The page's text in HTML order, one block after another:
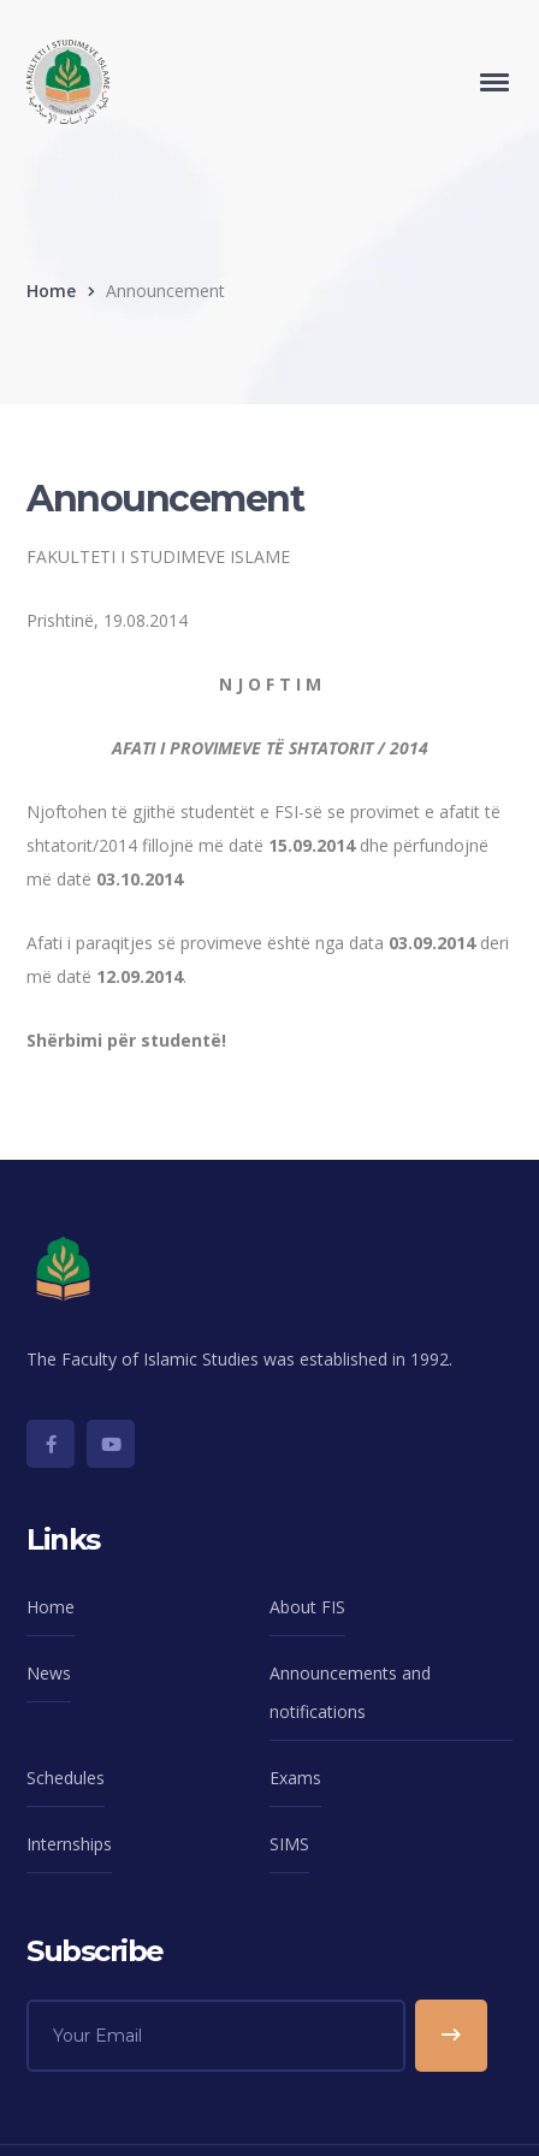
Home Announcement
Announcement
FAKULTETI I STUDIMEVE ISLAME
Prishtinë, 19.08.2014
N J O F T I M
AFATI I PROVIMEVE TË SHTATORIT / 2014
Njoftohen të gjithë studentët e FSI-së se provimet e afatit të
shtatorit/2014 fillojnë më datë 15.09.2014dhe përfundojnë
më datë 03.10.2014
Afati i paraqitjes së provimeve është nga data 03.09.2014deri
më datë 12.09.2014.
Shërbimi për studentë!
The Faculty of Islamic Studies was established in 1992.
Links
Home About FIS
News
Announcements and
notifications
Schedules Exams
Internships SIMS
Subscribe